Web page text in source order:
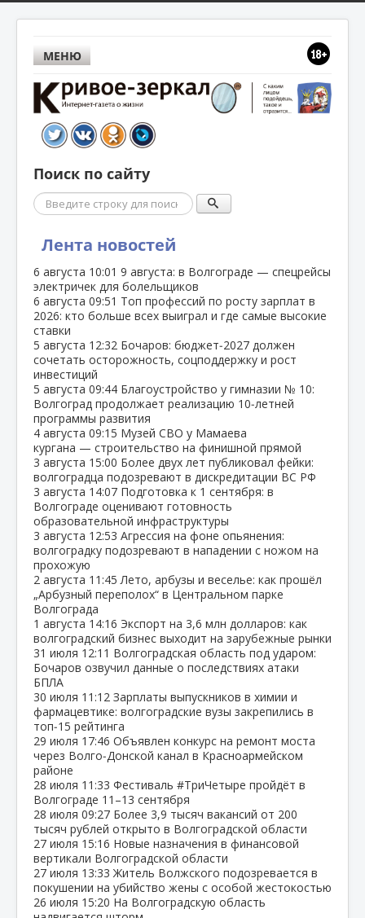
МЕНЮ
Поиск по сайту
Поиск
Лента новостей
6 августа 10:01 9 августа: в Волгограде — спецрейсы
электричек для болельщиков
6 августа 09:51 Топ профессий по росту зарплат в
2026: кто больше всех выиграл и где самые высокие
ставки
5 августа 12:32 Бочаров: бюджет‑2027 должен
сочетать осторожность, соцподдержку и рост
инвестиций
5 августа 09:44 Благоустройство у гимназии № 10:
Волгоград продолжает реализацию 10‑летней
программы развития
4 августа 09:15 Музей СВО у Мамаева
кургана — строительство на финишной прямой
3 августа 15:00 Более двух лет публиковал фейки:
волгоградца подозревают в дискредитации ВС РФ
3 августа 14:07 Подготовка к 1 сентября: в
Волгограде оценивают готовность
образовательной инфраструктуры
3 августа 12:53 Агрессия на фоне опьянения:
волгоградку подозревают в нападении с ножом на
прохожую
2 августа 11:45 Лето, арбузы и веселье: как прошёл
„Арбузный переполох“ в Центральном парке
Волгограда
1 августа 14:16 Экспорт на 3,6 млн долларов: как
волгоградский бизнес выходит на зарубежные рынки
31 июля 12:11 Волгоградская область под ударом:
Бочаров озвучил данные о последствиях атаки
БПЛА
30 июля 11:12 Зарплаты выпускников в химии и
фармацевтике: волгоградские вузы закрепились в
топ‑15 рейтинга
29 июля 17:46 Объявлен конкурс на ремонт моста
через Волго‑Донской канал в Красноармейском
районе
28 июля 11:33 Фестиваль #ТриЧетыре пройдёт в
Волгограде 11–13 сентября
28 июля 09:27 Более 3,9 тысяч вакансий от 200
тысяч рублей открыто в Волгоградской области
27 июля 15:16 Новые назначения в финансовой
вертикали Волгоградской области
27 июля 13:33 Житель Волжского подозревается в
покушении на убийство жены с особой жестокостью
26 июля 15:20 На Волгоградскую область